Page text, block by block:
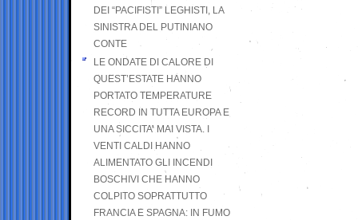
DEI “PACIFISTI” LEGHISTI, LA
SINISTRA DEL PUTINIANO
CONTE
LE ONDATE DI CALORE DI
QUEST’ESTATE HANNO
PORTATO TEMPERATURE
RECORD IN TUTTA EUROPA E
UNA SICCITA’ MAI VISTA. I
VENTI CALDI HANNO
ALIMENTATO GLI INCENDI
BOSCHIVI CHE HANNO
COLPITO SOPRATTUTTO
FRANCIA E SPAGNA: IN FUMO